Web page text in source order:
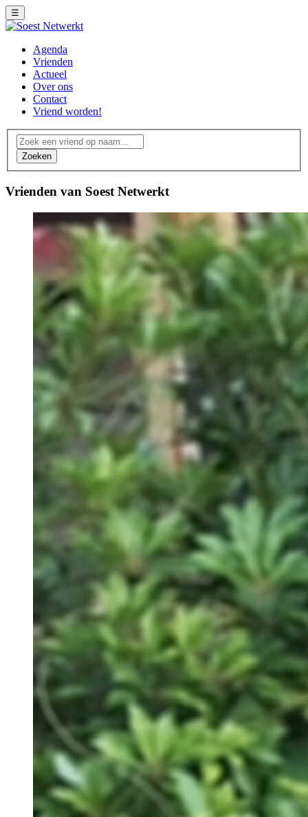
☰
Agenda
Vrienden
Actueel
Over ons
Contact
Vriend worden!
Zoeken
Vrienden van Soest Netwerkt